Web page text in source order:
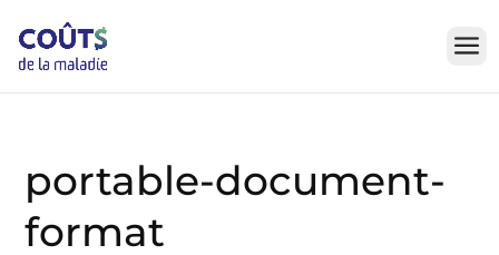
to
content
portable-document-
format